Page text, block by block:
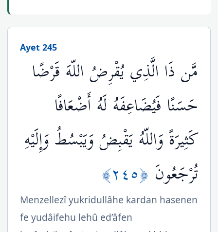
Ayet 245
مَّن ذَا الَّذِي يُقْرِضُ اللّهَ قَرْضًا
حَسَنًا فَيُضَاعِفَهُ لَهُ أَضْعَافًا
كَثِيرَةً وَاللّهُ يَقْبِضُ وَيَبْسُطُ وَإِلَيْهِ
تُرْجَعُونَ ﴿٢٤٥﴾
Menzellezî yukridullâhe kardan hasenen
fe yudâifehu lehû ed’âfen